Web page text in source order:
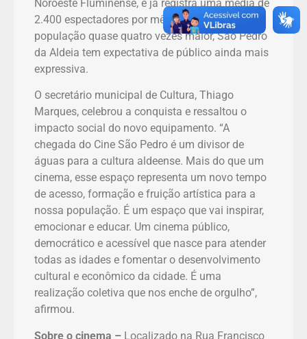
Noroeste Fluminense, e já registra uma média de
2.400 espectadores por mês. Com uma
população quase quatro vezes maior, São Pedro
da Aldeia tem expectativa de público ainda mais
expressiva.
O secretário municipal de Cultura, Thiago
Marques, celebrou a conquista e ressaltou o
impacto social do novo equipamento. “A
chegada do Cine São Pedro é um divisor de
águas para a cultura aldeense. Mais do que um
cinema, esse espaço representa um novo tempo
de acesso, formação e fruição artística para a
nossa população. É um espaço que vai inspirar,
emocionar e educar. Um cinema público,
democrático e acessível que nasce para atender
todas as idades e fomentar o desenvolvimento
cultural e econômico da cidade. É uma
realização coletiva que nos enche de orgulho”,
afirmou.
Sobre o cinema – Localizado na Rua Francisco